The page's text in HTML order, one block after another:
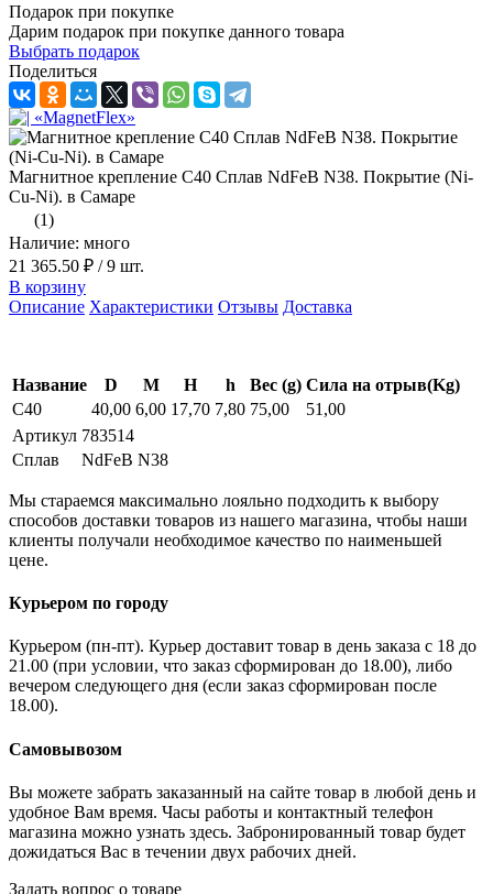
Подарок при покупке
Дарим подарок при покупке данного товара
Выбрать подарок
Поделиться
Магнитное крепление C40 Сплав NdFeB N38. Покрытие (Ni-
Cu-Ni). в Самаре
(1)
Наличие: много
21 365.50 ₽ / 9 шт.
В корзину
Описание Характеристики Отзывы Доставка
Название D M H h Вес (g) Сила на отрыв(Kg)
C40
40,00 6,00 17,70 7,80 75,00
51,00
Артикул 783514
Сплав
NdFeB N38
Мы стараемся максимально лояльно подходить к выбору
способов доставки товаров из нашего магазина, чтобы наши
клиенты получали необходимое качество по наименьшей
цене.
Курьером по городу
Курьером (пн-пт). Курьер доставит товар в день заказа с 18 до
21.00 (при условии, что заказ сформирован до 18.00), либо
вечером следующего дня (если заказ сформирован после
18.00).
Самовывозом
Вы можете забрать заказанный на сайте товар в любой день и
удобное Вам время. Часы работы и контактный телефон
магазина можно узнать здесь. Забронированный товар будет
дожидаться Вас в течении двух рабочих дней.
Задать вопрос о товаре